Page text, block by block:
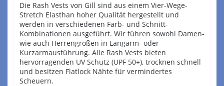
Die Rash Vests von Gill sind aus einem Vier-Wege-
Stretch Elasthan hoher Qualität hergestellt und
werden in verschiedenen Farb- und Schnitt-
Kombinationen ausgeführt. Wir führen sowohl Damen-
wie auch Herrengrößen in Langarm- oder
Kurzarmausführung. Alle Rash Vests bieten
hervorragenden UV Schutz (UPF 50+), trocknen schnell
und besitzen Flatlock Nähte für vermindertes
Scheuern.